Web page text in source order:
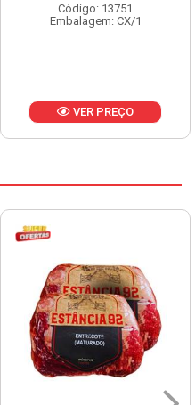
Código: 1785
Embalagem:
VER